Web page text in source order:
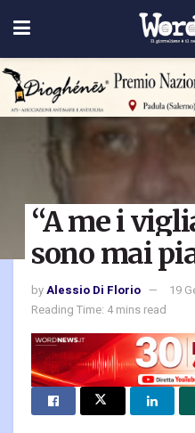
“A me i
sono mai
byAlessio Di Florio
19
Reading Time: 4 mins read